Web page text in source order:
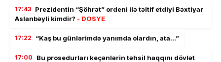
17:43 Prezidentin “Şöhrət” ordeni ilə təltif etdiyi Bəxtiyar
Aslanbəyli kimdir? - DOSYE
17:22 “Kaş bu günlərimdə yanımda olardın, ata…”
17:00
Bu prosedurları keçənlərin təhsil haqqını dövlət